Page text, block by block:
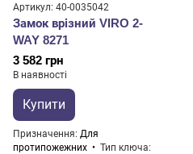
Артикул: 40-0035042
Замок врізний VIRO 2-
WAY 8271
3 582 грн
В наявності
Купити
Призначення Для
протипожежних
Тип ключа